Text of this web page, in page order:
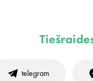
telegram